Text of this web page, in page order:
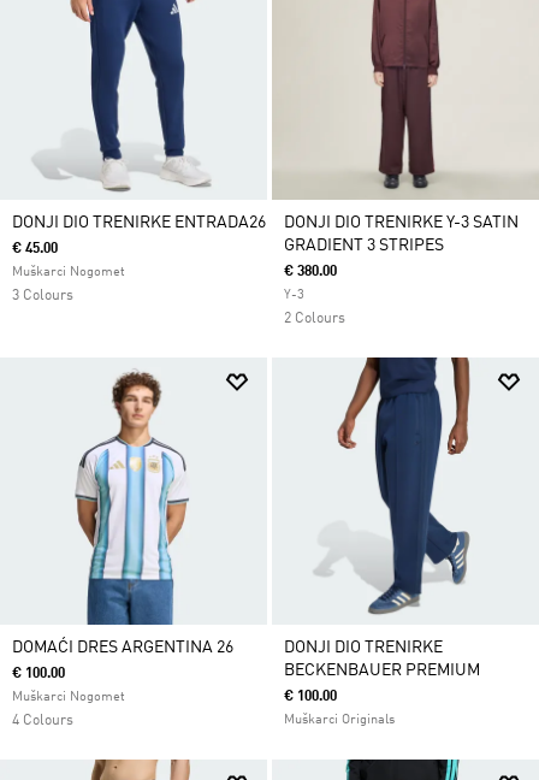
DONJI DIO TRENIRKE ENTRADA26
€ 45.00
Muškarci Nogomet
3 Colours
DONJI DIO TRENIRKE Y-3 SATIN
GRADIENT 3 STRIPES
€ 380.00
Y-3
2 Colours
DOMAĆI DRES ARGENTINA 26
€ 100.00
Muškarci Nogomet
4 Colours
DONJI DIO TRENIRKE
BECKENBAUER PREMIUM
€ 100.00
Muškarci Originals